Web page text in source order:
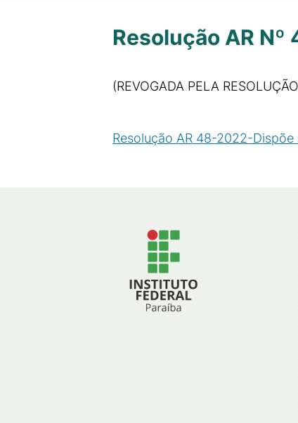
Resolução AR Nº
(REVOGADA PELA
Resolução AR 48-2022-